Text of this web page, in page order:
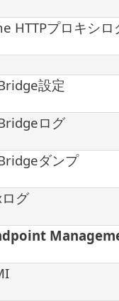
HTTPプロキシロ
設定
ログ
ダンプ
グ